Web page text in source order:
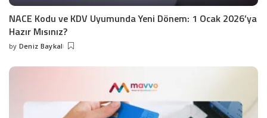
NACE Kodu ve KDV Uyumunda Yeni Dönem: 1 Ocak 2026’ya
Hazır Mısınız?
by Deniz Baykal